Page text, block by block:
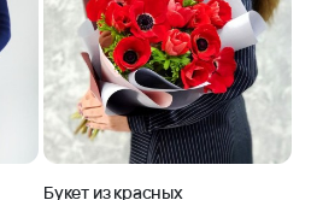
Букет из красных